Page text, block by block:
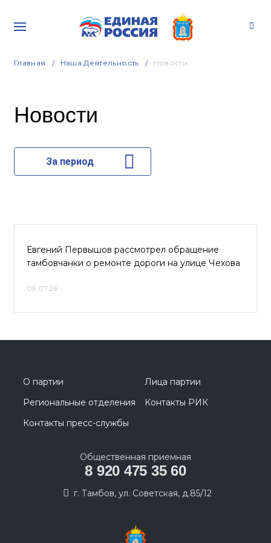
Главная Наша Деятельность Новости
Новости
За период
Евгений Первышов рассмотрел обращение
тамбовчанки о ремонте дороги на улице Чехова
09.07.26
О партии
Лица партии
Региональные отделения
Контакты РИК
Контакты пресс-службы
Общественная приемная
8 920 475 35 60
г. Тамбов, ул. Советская, д.85/12